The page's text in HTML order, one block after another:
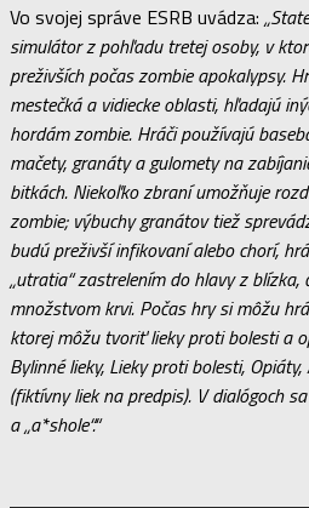
Vo svojej správe ESRB uvádza:
simulátor z pohľadu tretej osoby, v
preživších počas zombie apokalypsy.
mestečká a vidiecke oblasti, hľadajú
hordám zombie. Hráči používajú
mačety, granáty a gulomety na
bitkách. Niekoľko zbraní umožňuje
zombie; výbuchy granátov tiež
budú preživší infikovaní alebo chorí,
„utratia“ zastrelením do hlavy z
množstvom krvi. Počas hry si môžu
ktorej môžu tvoriť lieky proti bolesti a
Bylinné lieky, Lieky proti bolesti,
(fiktívny liek na predpis). V dialógoch
a „a*shole“.“